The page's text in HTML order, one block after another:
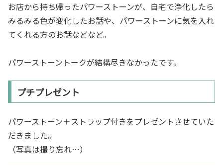
お店から持ち帰ったパワーストーンが、自宅で浄化したら
みるみる色が変化したお話や、パワーストーンに気を入れ
てくれる方のお話などなど。
パワーストーントークが結構尽きなかったです。
プチプレゼント
パワーストーン＋ストラップ付きをプレゼントさせていた
だきました。
（写真は撮り忘れ…）